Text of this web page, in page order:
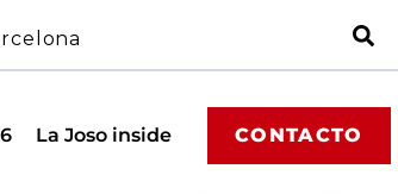
La Joso inside CONTACTO